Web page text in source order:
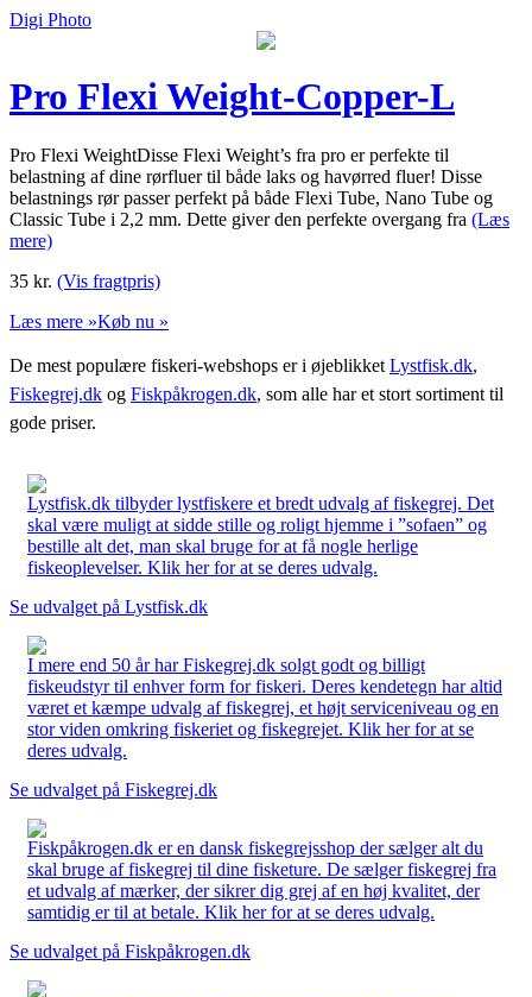
Digi Photo
Pro Flexi Weight-Copper-L
Pro Flexi WeightDisse Flexi Weight’s fra pro er perfekte til
belastning af dine rørfluer til både laks og havørred fluer! Disse
belastnings rør passer perfekt på både Flexi Tube, Nano Tube og
Classic Tube i 2,2 mm. Dette giver den perfekte overgang fra (Læs
mere)
35 kr. (Vis fragtpris)
Læs mere »Køb nu »
De mest populære fiskeri-webshops er i øjeblikket Lystfisk.dk,
Fiskegrej.dk og Fiskpåkrogen.dk, som alle har et stort sortiment til
gode priser.
Lystfisk.dk tilbyder lystfiskere et bredt udvalg af fiskegrej. Det
skal være muligt at sidde stille og roligt hjemme i ”sofaen” og
bestille alt det, man skal bruge for at få nogle herlige
fiskeoplevelser. Klik her for at se deres udvalg.
Se udvalget på Lystfisk.dk
I mere end 50 år har Fiskegrej.dk solgt godt og billigt
fiskeudstyr til enhver form for fiskeri. Deres kendetegn har altid
været et kæmpe udvalg af fiskegrej, et højt serviceniveau og en
stor viden omkring fiskeriet og fiskegrejet. Klik her for at se
deres udvalg.
Se udvalget på Fiskegrej.dk
Fiskpåkrogen.dk er en dansk fiskegrejsshop der sælger alt du
skal bruge af fiskegrej til dine fisketure. De sælger fiskegrej fra
et udvalg af mærker, der sikrer dig grej af en høj kvalitet, der
samtidig er til at betale. Klik her for at se deres udvalg.
Se udvalget på Fiskpåkrogen.dk